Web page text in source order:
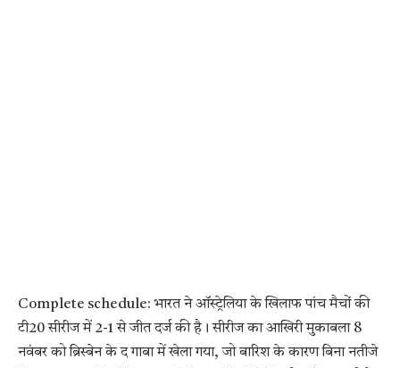
Complete schedule: भारत ने ऑस्ट्रेलिया के खिलाफ पांच मैचों की
टी20 सीरीज में 2-1 से जीत दर्ज की है। सीरीज का आखिरी मुकाबला 8
नवंबर को ब्रिस्बेन के द गाबा में खेला गया, जो बारिश के कारण बिना नतीजे